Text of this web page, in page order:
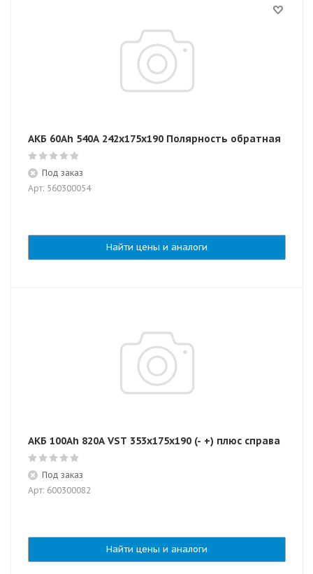
АКБ 60Ah 540A 242х175х190 Полярность обратная
Под заказ
Арт: 560300054
Найти цены и аналоги
АКБ 100Ah 820A VST 353х175х190 (- +) плюс справа
Под заказ
Арт: 600300082
Найти цены и аналоги